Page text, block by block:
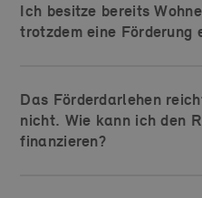
Ich besitze bereits
trotzdem eine Förderung
Das Förderdarlehen
nicht. Wie kann ich den
finanzieren?